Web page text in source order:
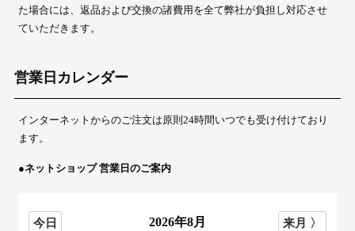
た場合には、返品および交換の諸費用を全て弊社が負担し対応させ
ていただきます。
営業日カレンダー
インターネットからのご注文は原則24時間いつでも受け付けており
ます。
●ネットショップ 営業日のご案内
2026年8月